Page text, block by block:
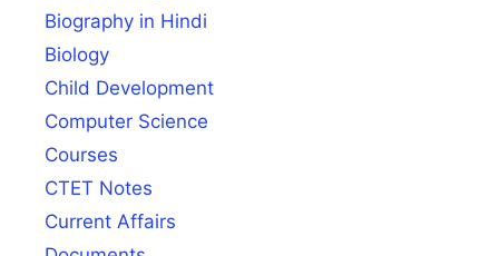
Biography in Hindi
Biology
Child Development
Computer Science
Courses
CTET Notes
Current Affairs